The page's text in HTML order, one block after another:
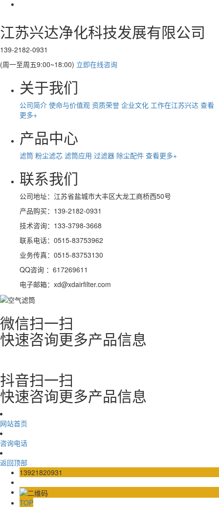
江苏兴达净化科技发展有限公司
139-2182-0931
(周一至周五9:00~18:00) 立即在线咨询
关于我们
公司简介 使命与价值观 资质荣誉 企业文化 工作在江苏兴达 查看
更多+
产品中心
滤筒 粉尘滤芯 滤筒应用 过滤器 除尘配件 查看更多+
联系我们
公司地址：江苏省盐城市大丰区大龙工商桥西50号
产品购买：139-2182-0931
技术咨询：133-3798-3668
联系电话：0515-83753962
业务传真：0515-83753130
QQ咨询 ：617269611
电子邮箱：xd@xdairfilter.com
微信扫一扫
快速咨询更多产品信息
抖音扫一扫
快速咨询更多产品信息
网站首页
咨询电话
返回顶部
13921820931
TOP